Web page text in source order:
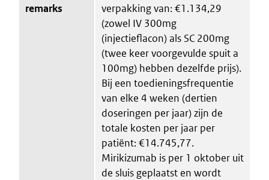
remarks
verpakking van: €1.134,29
(zowel IV 300mg
(injectieflacon) als SC 200mg
(twee keer voorgevulde spuit a
100mg) hebben dezelfde prijs).
Bij een toedieningsfrequentie
van elke 4 weken (dertien
doseringen per jaar) zijn de
totale kosten per jaar per
patiënt: €14.745,77.
Mirikizumab is per 1 oktober uit
de sluis geplaatst en wordt